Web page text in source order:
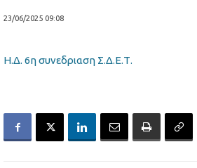
23/06/2025 09:08
Η.Δ. 6η συνεδριαση Σ.Δ.Ε.Τ.